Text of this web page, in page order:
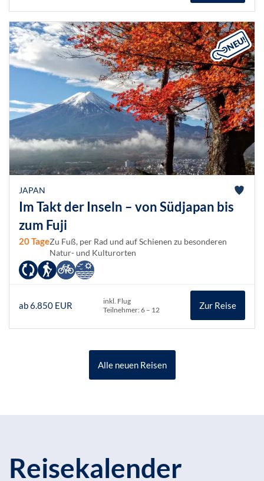
JAPAN
Im Takt der Inseln – von Südjapan bis
zum Fuji
20 TageZu Fuß, per Rad und auf Schienen zu besonderen
Natur- und Kulturorten
ab 6.850 EUR
inkl. Flug
Teilnehmer: 6 – 12
Zur Reise
Alle neuen Reisen
Reisekalender